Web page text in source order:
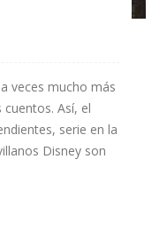
veces mucho más
Así, el
serie en la
Disney son